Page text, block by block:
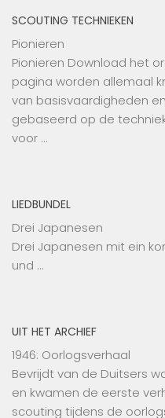
SCOUTING TECHNIEKEN
Pionieren
Pionieren Download het
pagina worden allemaal
van basisvaardigheden
gebaseerd op de
voor …
LIEDBUNDEL
Drei Japanesen
Drei Japanesen mit ein
und …
UIT HET ARCHIEF
1946: Oorlogsverhaal
Bevrijdt van de Duitsers
en kwamen de eerste
scouting tijdens de